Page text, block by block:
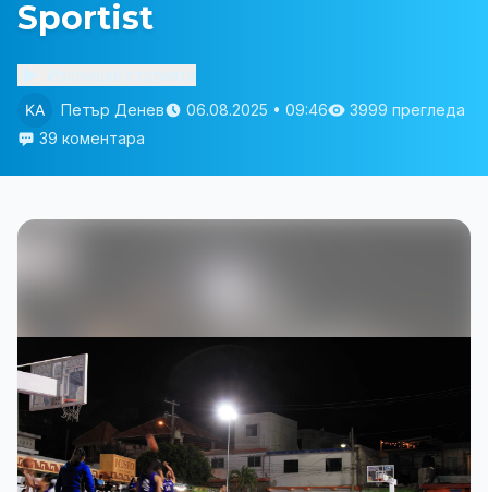
Sportist
Петър Денев
06.08.2025 • 09:46
3999 прегледа
39 коментара